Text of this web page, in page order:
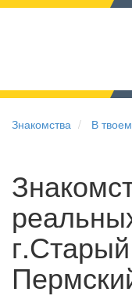
Знакомства В